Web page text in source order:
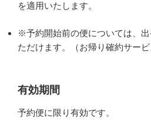
を適用いたします。
※予約開始前の便については、
ただけます。（お帰り確約サービ
有効期間
予約便に限り有効です。